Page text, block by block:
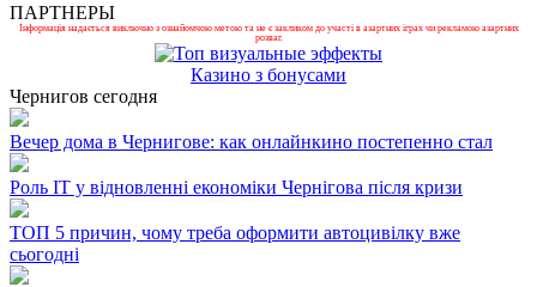
ПАРТНЕРЫ
Інформація надається виключно з ознайомчою метою та не є закликом до участі в азартних іграх чи рекламою азартних
розваг.
Казино з бонусами
Чернигов сегодня
Вечер дома в Чернигове: как онлайнкино постепенно стал
Роль ІТ у відновленні економіки Чернігова після кризи
ТОП 5 причин, чому треба оформити автоцивілку вже
сьогодні